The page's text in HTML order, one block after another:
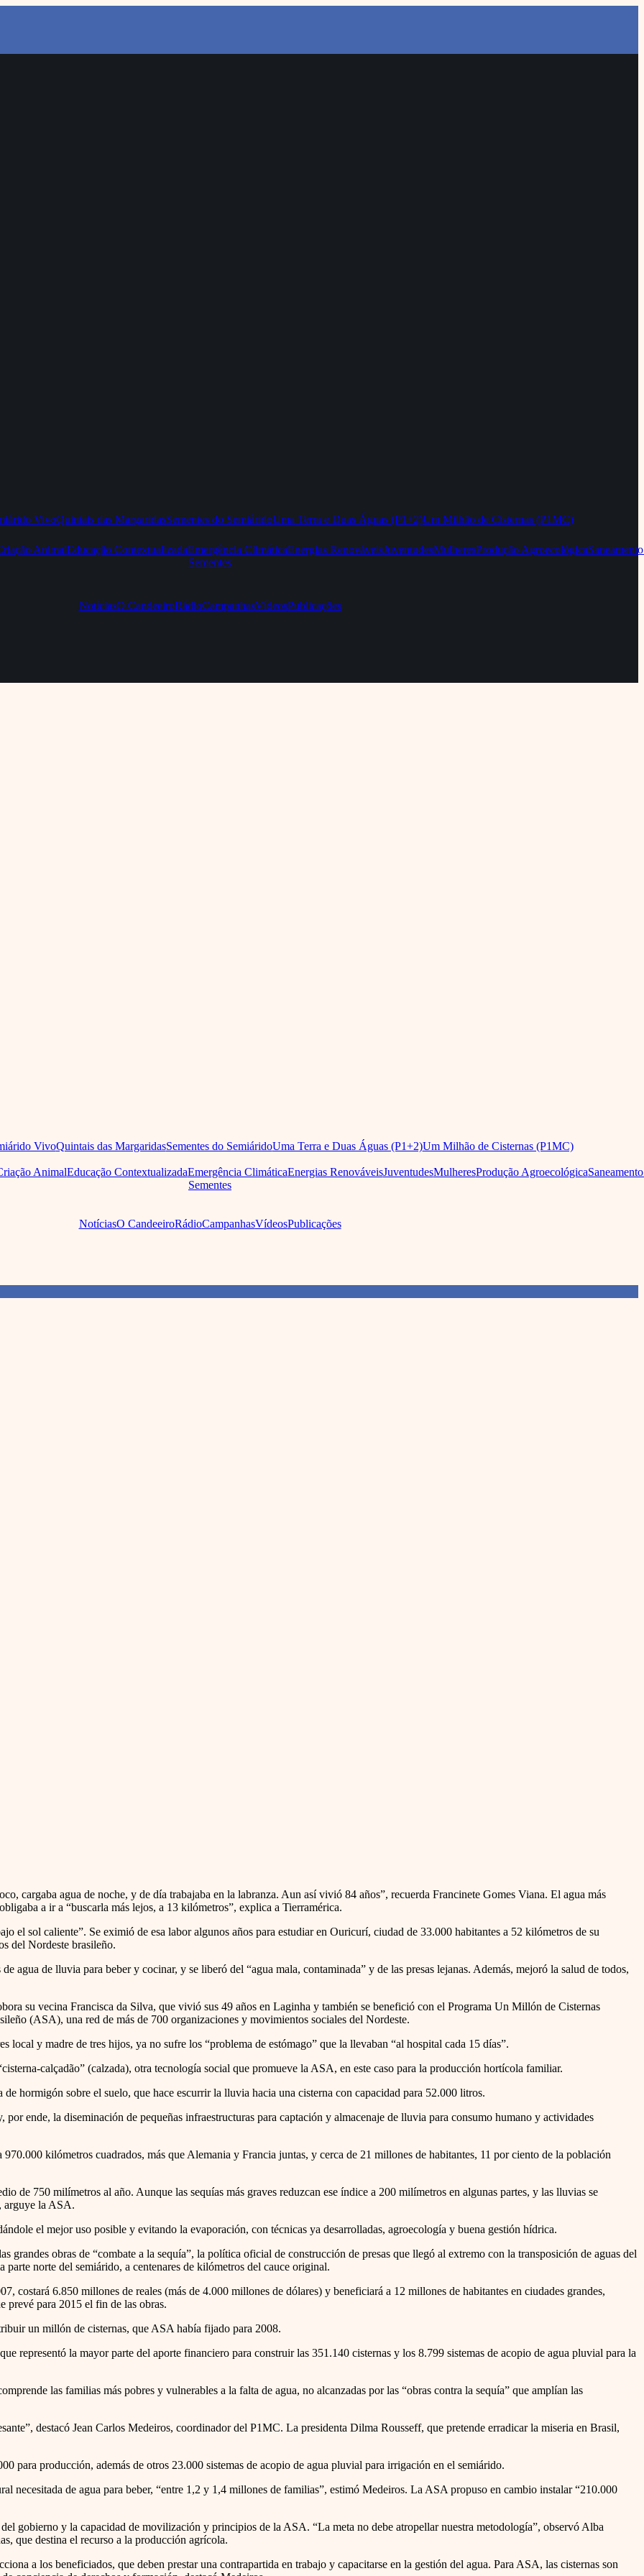
VivoQuintais das MargaridasSementes do SemiáridoUma Terra e Duas Águas (P1+2)Um Milhão de Cisternas (P1MC)
AnimalEducação ContextualizadaEmergência ClimáticaEnergias RenováveisJuventudesMulheresProdução Agroecológica
Sementes
NotíciasO CandeeiroRádioCampanhasVídeosPublicações
VivoQuintais das MargaridasSementes do SemiáridoUma Terra e Duas Águas (P1+2)Um Milhão de Cisternas (P1MC)
AnimalEducação ContextualizadaEmergência ClimáticaEnergias RenováveisJuventudesMulheresProdução Agroecológica
Sementes
NotíciasO CandeeiroRádioCampanhasVídeosPublicações
cargaba agua de noche, y de día trabajaba en la labranza. Aun así vivió 84 años”, recuerda Francinete Gomes Viana. El agua más
a ir a “buscarla más lejos, a 13 kilómetros”, explica a Tierramérica.
el sol caliente”. Se eximió de esa labor algunos años para estudiar en Ouricurí, ciudad de 33.000 habitantes a 52 kilómetros de su
del Nordeste brasileño.
agua de lluvia para beber y cocinar, y se liberó del “agua mala, contaminada” y de las presas lejanas. Además, mejoró la salud de todos,
su vecina Francisca da Silva, que vivió sus 49 años en Laginha y también se benefició con el Programa Un Millón de Cisternas
(ASA), una red de más de 700 organizaciones y movimientos sociales del Nordeste.
local y madre de tres hijos, ya no sufre los “problema de estómago” que la llevaban “al hospital cada 15 días”.
calçadão” (calzada), otra tecnología social que promueve la ASA, en este caso para la producción hortícola familiar.
hormigón sobre el suelo, que hace escurrir la lluvia hacia una cisterna con capacidad para 52.000 litros.
ende, la diseminación de pequeñas infraestructuras para captación y almacenaje de lluvia para consumo humano y actividades
kilómetros cuadrados, más que Alemania y Francia juntas, y cerca de 21 millones de habitantes, 11 por ciento de la población
de 750 milímetros al año. Aunque las sequías más graves reduzcan ese índice a 200 milímetros en algunas partes, y las lluvias se
arguye la ASA.
el mejor uso posible y evitando la evaporación, con técnicas ya desarrolladas, agroecología y buena gestión hídrica.
obras de “combate a la sequía”, la política oficial de construcción de presas que llegó al extremo con la transposición de aguas del
parte norte del semiárido, a centenares de kilómetros del cauce original.
costará 6.850 millones de reales (más de 4.000 millones de dólares) y beneficiará a 12 millones de habitantes en ciudades grandes,
prevé para 2015 el fin de las obras.
un millón de cisternas, que ASA había fijado para 2008.
representó la mayor parte del aporte financiero para construir las 351.140 cisternas y los 8.799 sistemas de acopio de agua pluvial para la
las familias más pobres y vulnerables a la falta de agua, no alcanzadas por las “obras contra la sequía” que amplían las
destacó Jean Carlos Medeiros, coordinador del P1MC. La presidenta Dilma Rousseff, que pretende erradicar la miseria en Brasil,
para producción, además de otros 23.000 sistemas de acopio de agua pluvial para irrigación en el semiárido.
necesitada de agua para beber, “entre 1,2 y 1,4 millones de familias”, estimó Medeiros. La ASA propuso en cambio instalar “210.000
gobierno y la capacidad de movilización y principios de la ASA. “La meta no debe atropellar nuestra metodología”, observó Alba
que destina el recurso a la producción agrícola.
a los beneficiados, que deben prestar una contrapartida en trabajo y capacitarse en la gestión del agua. Para ASA, las cisternas son